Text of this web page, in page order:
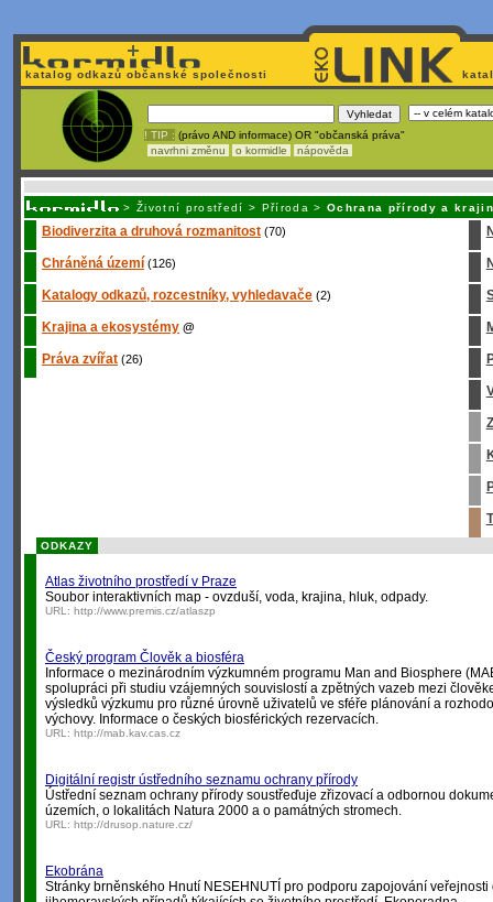
katalog odkazů občanské společnosti
! TIP : (právo AND informace) OR "občanská práva"
navrhni změnu
o kormidle nápověda
> Životní prostředí > Příroda >Ochrana přírody a
Biodiverzita a druhová rozmanitost (70)
Chráněná území (126)
Katalogy odkazů, rozcestníky, vyhledavače (2)
Krajina a ekosystémy @
Práva zvířat (26)
ODKAZY
Atlas životního prostředí v Praze
Soubor interaktivních map - ovzduší, voda, krajina, hluk, odpady.
URL: http://www.premis.cz/atlaszp
Český program Člověk a biosféra
Informace o mezinárodním výzkumném programu Man and Biosphere
spolupráci při studiu vzájemných souvislostí a zpětných vazeb mezi
výsledků výzkumu pro různé úrovně uživatelů ve sféře plánování a
výchovy. Informace o českých biosférických rezervacích.
URL: http://mab.kav.cas.cz
Digitální registr ústředního seznamu ochrany přírody
Ústřední seznam ochrany přírody soustřeďuje zřizovací a odbornou
územích, o lokalitách Natura 2000 a o památných stromech.
URL: http://drusop.nature.cz/
Ekobrána
Stránky brněnského Hnutí NESEHNUTÍ pro podporu zapojování